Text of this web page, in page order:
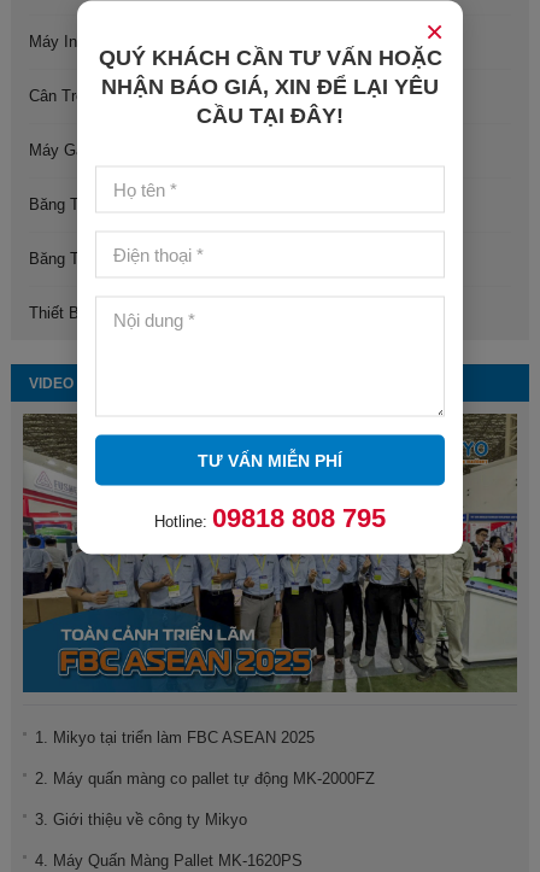
Máy In Phun
Cân Trọng Lượng
Máy Gấp Quần Áo
Băng Tải Con Lăn
Băng Tải Dây Belt
Thiết Bị, Vật Tư Và Linh Kiện Máy Đóng Gói
VIDEO
1. Mikyo tại triển làm FBC ASEAN 2025
2. Máy quấn màng co pallet tự động MK-2000FZ
3. Giới thiệu về công ty Mikyo
4. Máy Quấn Màng Pallet MK-1620PS
×
QUÝ KHÁCH CẦN TƯ VẤN HOẶC
NHẬN BÁO GIÁ, XIN ĐỂ LẠI YÊU
CẦU TẠI ĐÂY!
TƯ VẤN MIỄN PHÍ
Hotline: 09818 808 795